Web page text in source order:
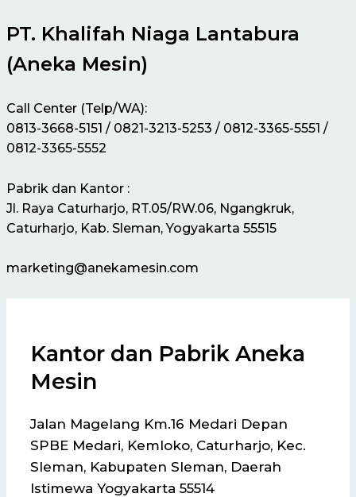
PT. Khalifah Niaga Lantabura
(Aneka Mesin)
Call Center (Telp/WA):
0813-3668-5151 / 0821-3213-5253 / 0812-3365-5551 /
0812-3365-5552
Pabrik dan Kantor :
Jl. Raya Caturharjo, RT.05/RW.06, Ngangkruk,
Caturharjo, Kab. Sleman, Yogyakarta 55515
marketing@anekamesin.com
Kantor dan Pabrik Aneka
Mesin
Jalan Magelang Km.16 Medari Depan
SPBE Medari, Kemloko, Caturharjo, Kec.
Sleman, Kabupaten Sleman, Daerah
Istimewa Yogyakarta 55514